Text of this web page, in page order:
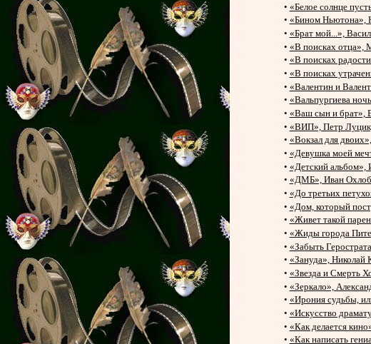
• «Белое солнце
• «Бином Ньютона»,
• «Брат мой...»,
• «В поисках отца»,
• «В поисках
• «В поисках
• «Валентин и
• «Вальпургиева
• «Ваш сын и брат»,
• «ВИП», Петр
• «Вокзал для
• «Девушка моей
• «Детский альбом»,
• «ДМБ», Иван
• «До третьих
• «Дом, который
• «Живет такой
• «Жиды города
• «Забыть
• «Зануда», Николай
• «Звезда и Смерть
• «Зеркало»,
• «Ирония судьбы,
• «Искусство
• «Как делается
• «Как написать